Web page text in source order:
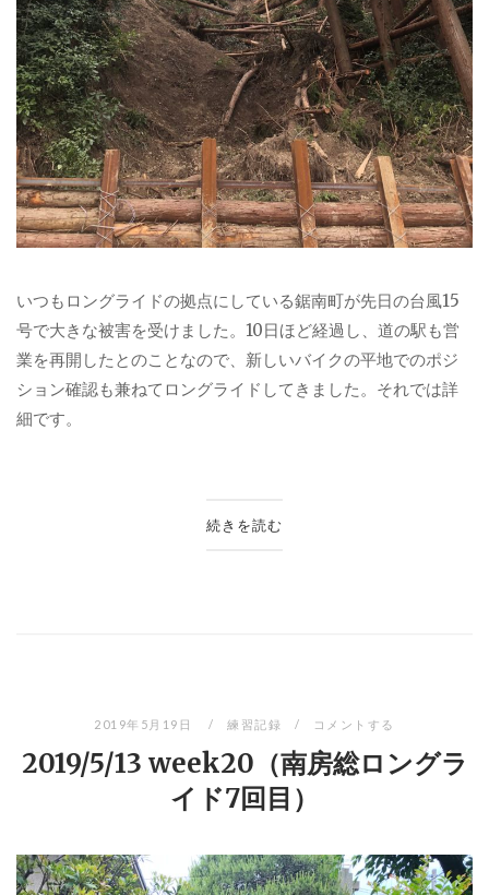
いつもロングライドの拠点にしている鋸南町が先日の台風15
号で大きな被害を受けました。10日ほど経過し、道の駅も営
業を再開したとのことなので、新しいバイクの平地でのポジ
ション確認も兼ねてロングライドしてきました。それでは詳
細です。
続きを読む
2019年5月19日 練習記録 コメントする
2019/5/13 week20（南房総ロングラ
イド7回目）